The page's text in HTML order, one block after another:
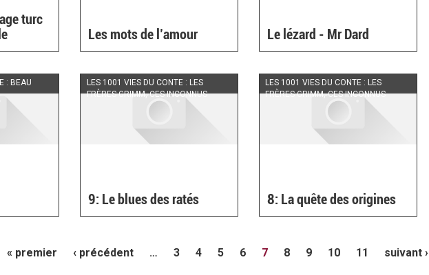
turc
Les mots de l’amour Le lézard - Mr Dard
: BEAU
LES 1001 VIES DU CONTE : LES
FRÈRES GRIMM, CES INCONNUS
9: Le blues des ratés
LES 1001 VIES DU CONTE : LES
FRÈRES GRIMM, CES INCONNUS
8: La quête des origines
« premier ‹ précédent … 3 4 5 6 7 8 9 10 11 suivant ›